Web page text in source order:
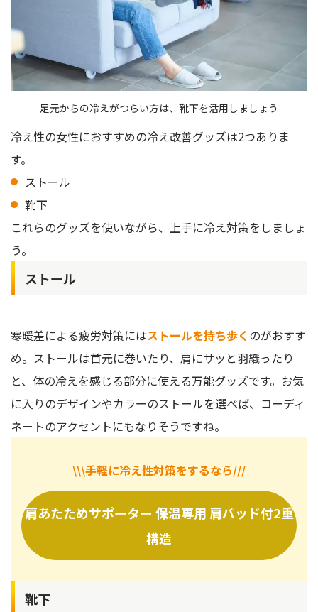
足元からの冷えがつらい方は、靴下を活用しましょう
冷え性の女性におすすめの冷え改善グッズは2つありま
す。
ストール
靴下
これらのグッズを使いながら、上手に冷え対策をしましょ
う。
ストール
寒暖差による疲労対策にはストールを持ち歩く のがおすす
め。ストールは首元に巻いたり、肩にサッと羽織ったり
と、体の冷えを感じる部分に使える万能グッズです。お気
に入りのデザインやカラーのストールを選べば、コーディ
ネートのアクセントにもなりそうですね。
\\\手軽に冷え性対策をするなら///
肩あたためサポーター 保温専用 肩パッド付2重
構造
靴下